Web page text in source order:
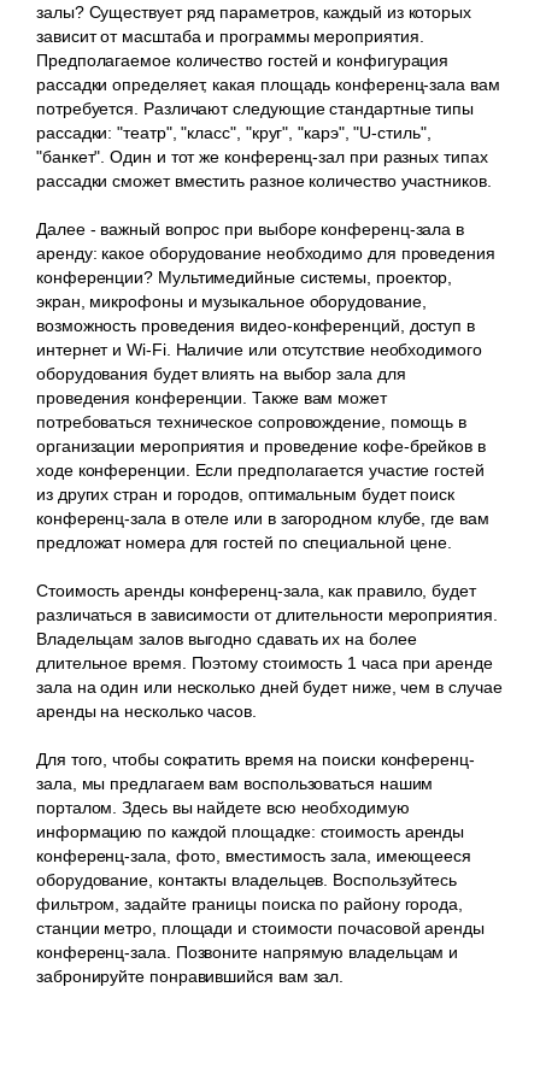
залы? Существует ряд параметров, каждый из которых
зависит от масштаба и программы мероприятия.
Предполагаемое количество гостей и конфигурация
рассадки определяет, какая площадь конференц-зала вам
потребуется. Различают следующие стандартные типы
рассадки: "театр", "класс", "круг", "карэ", "U-стиль",
"банкет". Один и тот же конференц-зал при разных типах
рассадки сможет вместить разное количество участников.
Далее - важный вопрос при выборе конференц-зала в
аренду: какое оборудование необходимо для проведения
конференции? Мультимедийные системы, проектор,
экран, микрофоны и музыкальное оборудование,
возможность проведения видео-конференций, доступ в
интернет и Wi-Fi. Наличие или отсутствие необходимого
оборудования будет влиять на выбор зала для
проведения конференции. Также вам может
потребоваться техническое сопровождение, помощь в
организации мероприятия и проведение кофе-брейков в
ходе конференции. Если предполагается участие гостей
из других стран и городов, оптимальным будет поиск
конференц-зала в отеле или в загородном клубе, где вам
предложат номера для гостей по специальной цене.
Стоимость аренды конференц-зала, как правило, будет
различаться в зависимости от длительности мероприятия.
Владельцам залов выгодно сдавать их на более
длительное время. Поэтому стоимость 1 часа при аренде
зала на один или несколько дней будет ниже, чем в случае
аренды на несколько часов.
Для того, чтобы сократить время на поиски конференц-
зала, мы предлагаем вам воспользоваться нашим
порталом. Здесь вы найдете всю необходимую
информацию по каждой площадке: стоимость аренды
конференц-зала, фото, вместимость зала, имеющееся
оборудование, контакты владельцев. Воспользуйтесь
фильтром, задайте границы поиска по району города,
станции метро, площади и стоимости почасовой аренды
конференц-зала. Позвоните напрямую владельцам и
забронируйте понравившийся вам зал.